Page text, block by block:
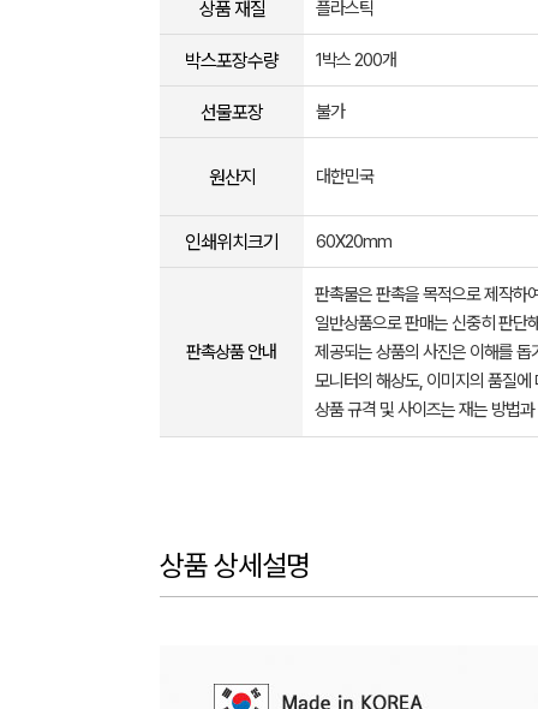
상품 재질 플라스틱
박스포장수량 1박스 200개
선물포장 불가
원산지 대한민국
인쇄위치크기 60X20mm
판촉상품 안내
판촉물은 판촉을 목적으로 제작하
일반상품으로 판매는 신중히 판단
제공되는 상품의 사진은 이해를
모니터의 해상도, 이미지의 품질
상품 규격 및 사이즈는 재는 방법
상품 상세설명